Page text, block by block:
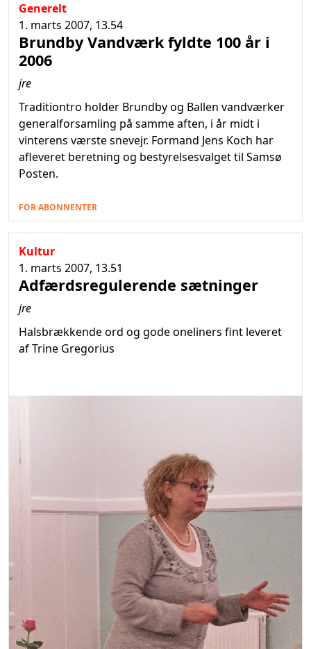
Generelt
1. marts 2007, 13.54
Brundby Vandværk fyldte 100 år i
2006
jre
Traditiontro holder Brundby og Ballen vandværker
generalforsamling på samme aften, i år midt i
vinterens værste snevejr. Formand Jens Koch har
afleveret beretning og bestyrelsesvalget til Samsø
Posten.
FOR ABONNENTER
Kultur
1. marts 2007, 13.51
Adfærdsregulerende sætninger
jre
Halsbrækkende ord og gode oneliners fint leveret
af Trine Gregorius